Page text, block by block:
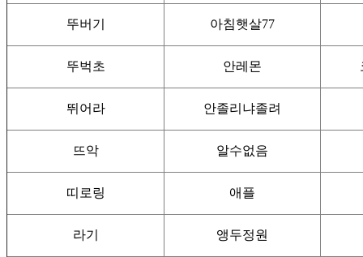
뚜버기 아침햇살77
뚜벅초 안레몬
뛰어라 안졸리냐졸려
뜨악 알수없음
띠로링 애플
라기 앵두정원